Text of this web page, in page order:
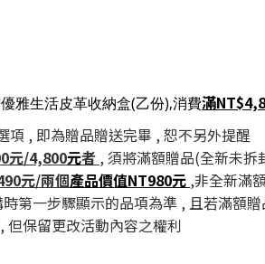
雅生活皮革收納盒(乙份),消費滿
, 即為贈品贈送完畢 , 恕不另外提醒
元/4,800元者 , 須將滿額贈品(全新未拆
元/兩個產品價值NT980元 ,非全新滿
第一步驟顯示的品項為準 , 且若滿額
但保留更改活動內容之權利